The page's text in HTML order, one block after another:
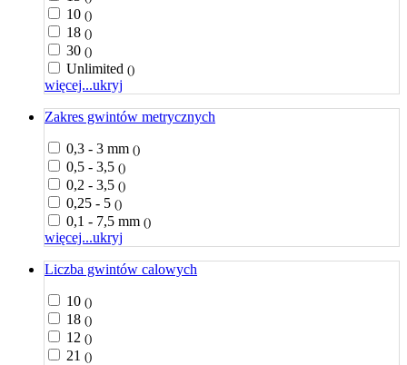
10 ()
18 ()
30 ()
Unlimited ()
więcej...ukryj
Zakres gwintów metrycznych
0,3 - 3 mm ()
0,5 - 3,5 ()
0,2 - 3,5 ()
0,25 - 5 ()
0,1 - 7,5 mm ()
więcej...ukryj
Liczba gwintów calowych
10 ()
18 ()
12 ()
21 ()